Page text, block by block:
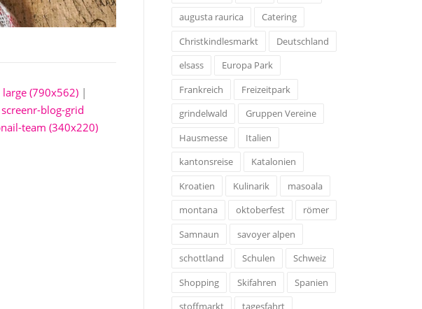
large (790x562) |
screenr-blog-grid
team (340x220)
augusta raurica
Catering
Christkindlesmarkt
Deutschland
elsass
Europa Park
Frankreich
Freizeitpark
grindelwald
Gruppen Vereine
Hausmesse
Italien
kantonsreise
Katalonien
Kroatien
Kulinarik
masoala
montana
oktoberfest
römer
Samnaun
savoyer alpen
schottland
Schulen
Schweiz
Shopping
Skifahren
Spanien
stoffmarkt
tagesfahrt